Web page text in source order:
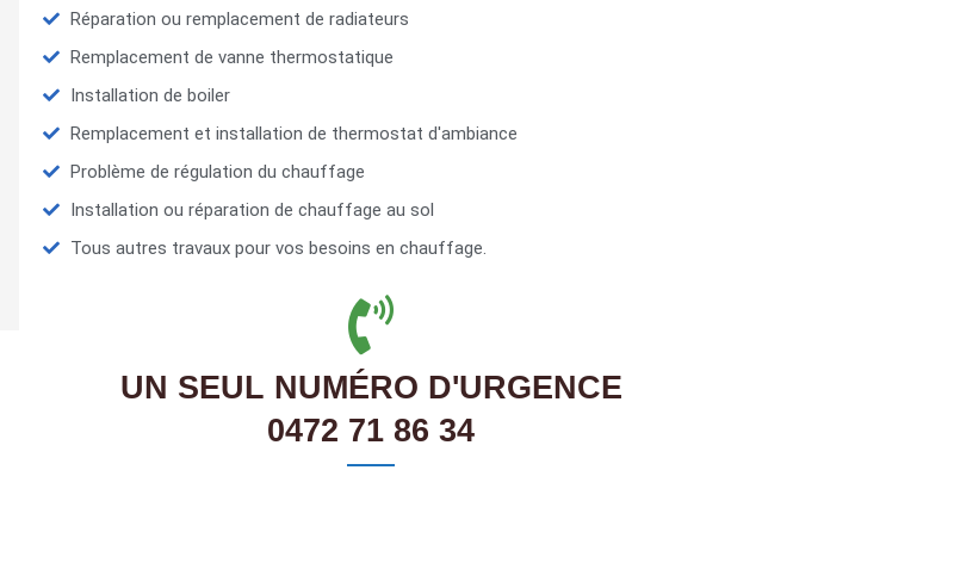
Réparation ou remplacement de radiateurs
Remplacement de vanne thermostatique
Installation de boiler
Remplacement et installation de thermostat d'ambiance
Problème de régulation du chauffage
Installation ou réparation de chauffage au sol
Tous autres travaux pour vos besoins en chauffage.
UN SEUL NUMÉRO D'URGENCE
0472 71 86 34